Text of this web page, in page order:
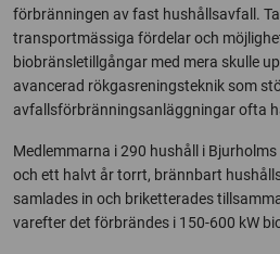
förbränningen av fast hushållsavfall.
transportmässiga fördelar och
biobränsletillgångar med mera skulle
avancerad rökgasreningsteknik som
avfallsförbränningsanläggningar ofta
Medlemmarna i 290 hushåll i
och ett halvt år torrt, brännbart
samlades in och briketterades
varefter det förbrändes i 150-600 kW